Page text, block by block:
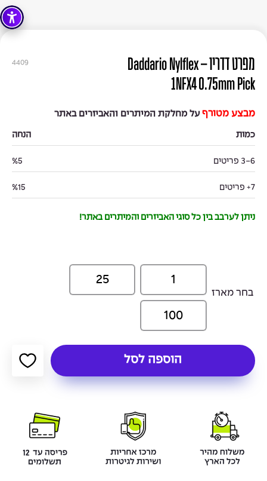
4409
מפרט דדריו – Daddario Nylflex
1NFX4 0.75mm Pick
מבצע מטורף על מחלקת המיתרים והאביזרים באתר
כמות הנחה
3-6 פריטים %5
7+ פריטים %15
ניתן לערבב בין כל סוגי האביזרים והמיתרים באתר!
בחר מארז
1
25
100
הוספה לסל